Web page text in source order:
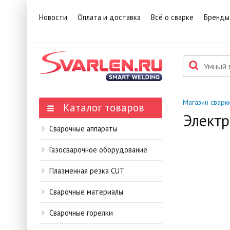
Новости Оплата и доставка Всё о сварке Бренды
Каталог товаров
Сварочные аппараты
Газосварочное оборудование
Плазменная резка CUT
Сварочные материалы
Сварочные горелки
Магазин